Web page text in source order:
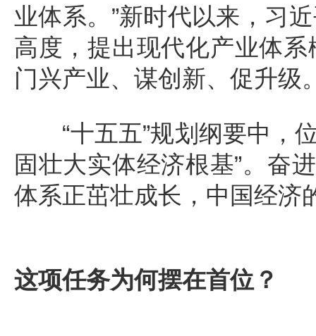
业体系。”新时代以来，习
高度，提出现代化产业体
门兴产业、谋创新、促升级
“十五五”规划纲要中，位
固壮大实体经济根基”。奋
体系正茁壮成长，中国经济
这项任务为何摆在首位？